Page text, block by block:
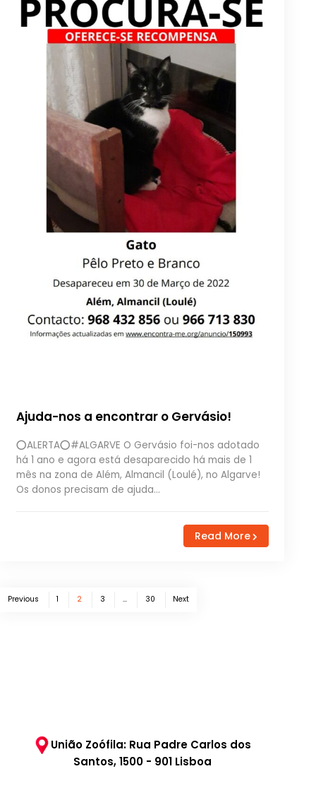
Ajuda-nos a encontrar o Gervásio!
⭕ALERTA⭕#ALGARVE O Gervásio foi-nos adotado
há 1 ano e agora está desaparecido há mais de 1
mês na zona de Além, Almancil (Loulé), no Algarve!
Os donos precisam de ajuda…
Read More
Posts
Previous 1 2 3 … 30 Next
União Zoófila: Rua Padre Carlos dos
Santos, 1500 - 901 Lisboa